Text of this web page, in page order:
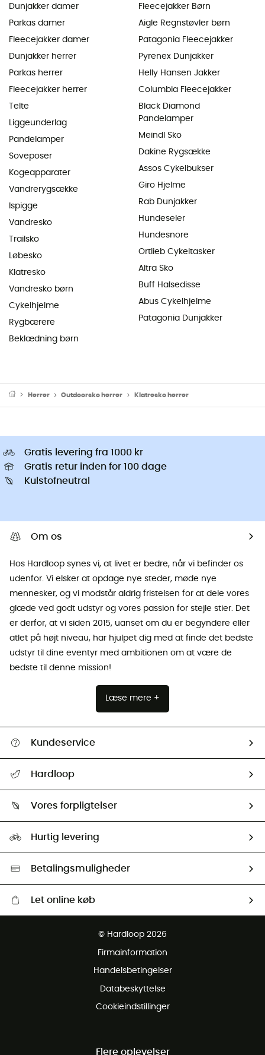
Dunjakker damer
Parkas damer
Fleecejakker damer
Dunjakker herrer
Parkas herrer
Fleecejakker herrer
Telte
Liggeunderlag
Pandelamper
Soveposer
Kogeapparater
Vandrerygsække
Ispigge
Vandresko
Trailsko
Løbesko
Klatresko
Vandresko børn
Cykelhjelme
Rygbærere
Beklædning børn
Fleecejakker Børn
Aigle Regnstøvler børn
Patagonia Fleecejakker
Pyrenex Dunjakker
Helly Hansen Jakker
Columbia Fleecejakker
Black Diamond
Pandelamper
Meindl Sko
Dakine Rygsække
Assos Cykelbukser
Giro Hjelme
Rab Dunjakker
Hundeseler
Hundesnore
Ortlieb Cykeltasker
Altra Sko
Buff Halsedisse
Abus Cykelhjelme
Patagonia Dunjakker
Herrer Outdoorsko herrer Klatresko herrer
Gratis levering fra 1000 kr
Gratis retur inden for 100 dage
Kulstofneutral
Om os
Hos Hardloop synes vi, at livet er bedre, når vi befinder os
udenfor. Vi elsker at opdage nye steder, møde nye
mennesker, og vi modstår aldrig fristelsen for at dele vores
glæde ved godt udstyr og vores passion for stejle stier. Det
er derfor, at vi siden 2015, uanset om du er begyndere eller
atlet på højt niveau, har hjulpet dig med at finde det bedste
udstyr til dine eventyr med ambitionen om at være de
bedste til denne mission!
Læse mere +
Kundeservice
Returnering & Tilbagebetaling
Hardloop
Our ambassadors
Vores forpligtelser
Second hand
HardGreen Udvalg
Hurtig levering
Betalingsmuligheder
Let online køb
Gratis retur inden for 100 dage
© Hardloop 2026
Firmainformation
Handelsbetingelser
Databeskyttelse
Cookieindstillinger
Flere oplevelser